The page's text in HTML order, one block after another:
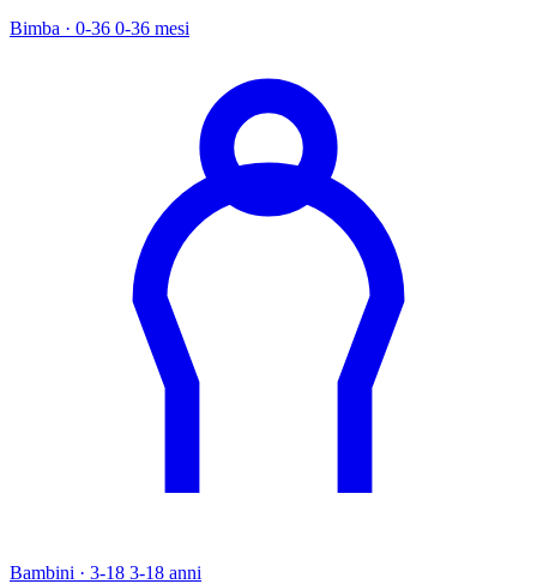
Bimba · 0-36 0-36 mesi
Bambini · 3-18 3-18 anni